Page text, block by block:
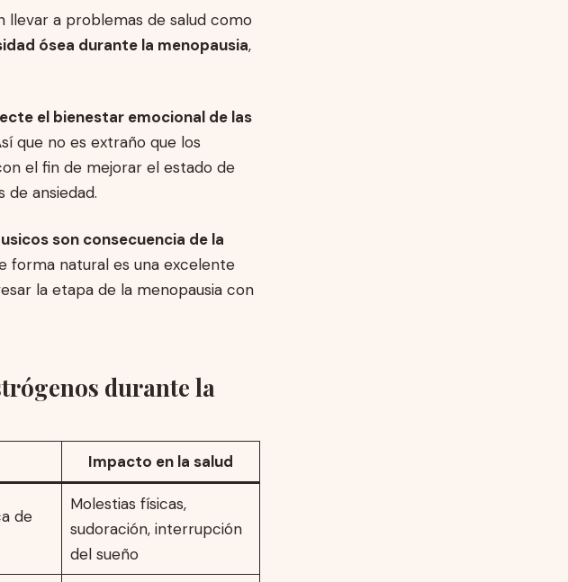
llevar a problemas de salud como
ósea durante la menopausia,
el bienestar emocional de las
que no es extraño que los
el fin de mejorar el estado de
de ansiedad.
son consecuencia de la
forma natural es una excelente
la etapa de la menopausia con
durante la
Impacto en la salud
de
Molestias físicas,
sudoración, interrupción
del sueño